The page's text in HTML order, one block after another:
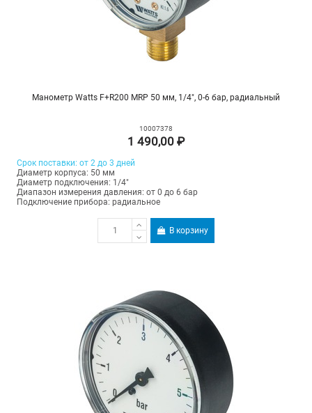
Манометр Watts F+R200 MRP 50 мм, 1/4", 0-6 бар, радиальный
10007378
1 490,00 ₽
Срок поставки: от 2 до 3 дней
Диаметр корпуса: 50 мм
Диаметр подключения: 1/4"
Диапазон измерения давления: от 0 до 6 бар
Подключение прибора: радиальное
В корзину